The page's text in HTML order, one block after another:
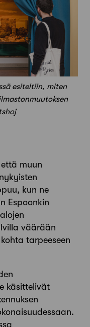
esiteltiin, miten
muun
kun ne
Espoonkin
väärään
tarpeeseen
käsittelivät